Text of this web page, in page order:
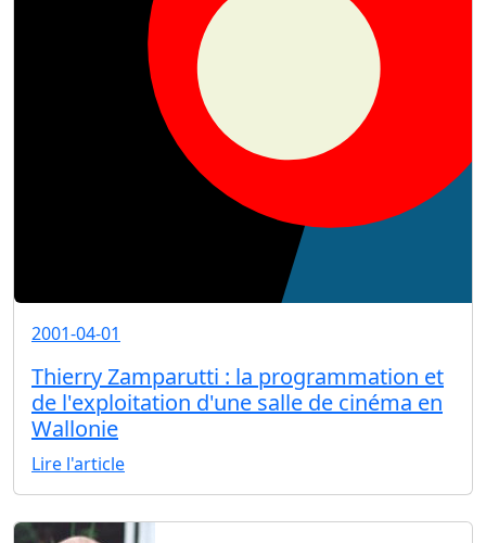
2001-04-01
Thierry Zamparutti : la programmation et
de l'exploitation d'une salle de cinéma en
Wallonie
Lire l'article